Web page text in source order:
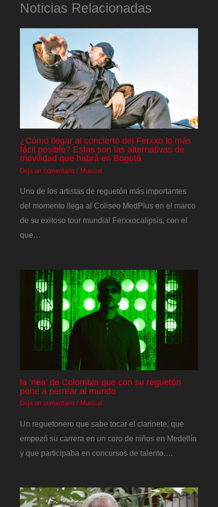
Noticias Relacionadas
¿Cómo llegar al concierto del Ferxxo lo más
fácil posible? Estas son las alternativas de
movilidad que habrá en Bogotá
Deja un comentario / Musical
Uno de los artistas de reguetón más importantes
del momento llega al Coliseo MedPlus en el marco
de su exitoso tour mundial Ferxxocalipsis, con el
que…
la ‘nea’ de Colombia que con su reguetón
pone a perrear al mundo
Deja un comentario / Musical
Un reguetonero que sabe tocar el clarinete, que
empezó su carrera en un coro de niños en Medellín
y que participaba en concursos de talento.…